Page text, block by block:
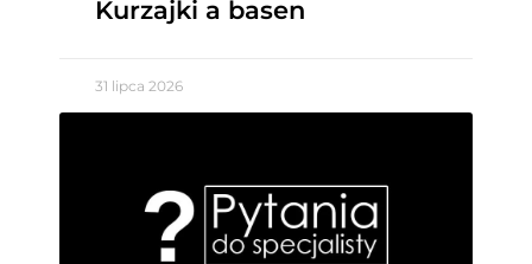
Kurzajki a basen
31 lipca 2026